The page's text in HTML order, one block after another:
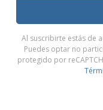
Al suscribirte estás de
Puedes optar no
protegido por